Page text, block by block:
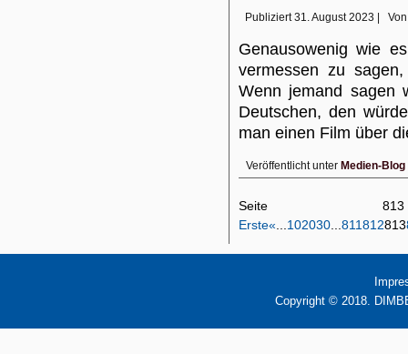
Publiziert 31. August 2023 Von
Genausowenig wie
vermessen zu
Wenn jemand sagen
Deutschen, den
man einen Film über
Veröffentlicht unter Medien-Blog
Seite
Erste« 102030 811812813
Copyright © 2018.